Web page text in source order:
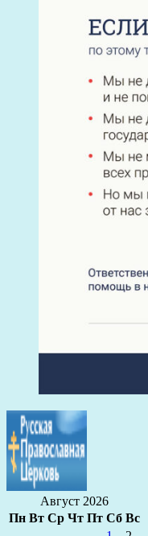
Август 2026
Пн Вт Ср Чт Пт Сб Вс